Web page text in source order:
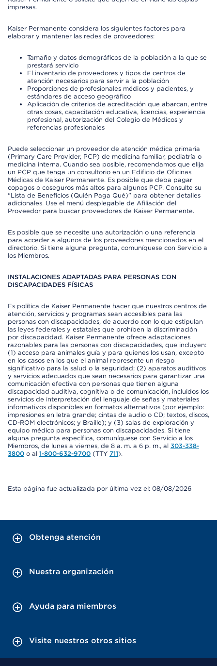
impresas.
Kaiser Permanente considera los siguientes factores para
elaborar y mantener las redes de proveedores:
Tamaño y datos demográficos de la población a la que se
prestará servicio
El inventario de proveedores y tipos de centros de
atención necesarios para servir a la población
Proporciones de profesionales médicos y pacientes, y
estándares de acceso geográfico
Aplicación de criterios de acreditación que abarcan, entre
otras cosas, capacitación educativa, licencias, experiencia
profesional, autorización del Colegio de Médicos y
referencias profesionales
Puede seleccionar un proveedor de atención médica primaria
(Primary Care Provider, PCP) de medicina familiar, pediatría o
medicina interna. Cuando sea posible, recomendamos que elija
un PCP que tenga un consultorio en un Edificio de Oficinas
Médicas de Kaiser Permanente. Es posible que deba pagar
copagos o coseguros más altos para algunos PCP. Consulte su
“Lista de Beneficios (Quién Paga Qué)” para obtener detalles
adicionales. Use el menú desplegable de Afiliación del
Proveedor para buscar proveedores de Kaiser Permanente.
Es posible que se necesite una autorización o una referencia
para acceder a algunos de los proveedores mencionados en el
directorio. Si tiene alguna pregunta, comuníquese con Servicio a
los Miembros.
INSTALACIONES ADAPTADAS PARA PERSONAS CON
DISCAPACIDADES FÍSICAS
Es política de Kaiser Permanente hacer que nuestros centros de
atención, servicios y programas sean accesibles para las
personas con discapacidades, de acuerdo con lo que estipulan
las leyes federales y estatales que prohíben la discriminación
por discapacidad. Kaiser Permanente ofrece adaptaciones
razonables para las personas con discapacidades, que incluyen:
(1) acceso para animales guía y para quienes los usan, excepto
en los casos en los que el animal represente un riesgo
significativo para la salud o la seguridad; (2) aparatos auditivos
y servicios adecuados que sean necesarios para garantizar una
comunicación efectiva con personas que tienen alguna
discapacidad auditiva, cognitiva o de comunicación, incluidos los
servicios de interpretación del lenguaje de señas y materiales
informativos disponibles en formatos alternativos (por ejemplo:
impresiones en letra grande; cintas de audio o CD; textos, discos,
CD-ROM electrónicos; y Braille); y (3) salas de exploración y
equipo médico para personas con discapacidades. Si tiene
alguna pregunta específica, comuníquese con Servicio a los
Miembros, de lunes a viernes, de 8 a. m. a 6 p. m., al 303-338-
3800 o al 1-800-632-9700 (TTY 711).
Esta página fue actualizada por última vez el: 08/08/2026
Obtenga atención
Nuestra organización
Ayuda para miembros
Visite nuestros otros sitios